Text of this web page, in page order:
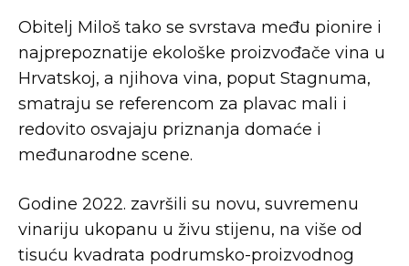
Obitelj Miloš tako se svrstava među pionire i
najprepoznatije ekološke proizvođače vina u
Hrvatskoj, a njihova vina, poput Stagnuma,
smatraju se referencom za plavac mali i
redovito osvajaju priznanja domaće i
međunarodne scene.
Godine 2022. završili su novu, suvremenu
vinariju ukopanu u živu stijenu, na više od
tisuću kvadrata podrumsko-proizvodnog